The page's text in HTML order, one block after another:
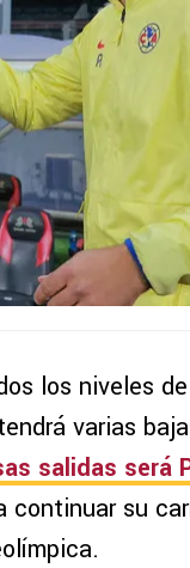
los niveles
varias
salidas será
continuar su